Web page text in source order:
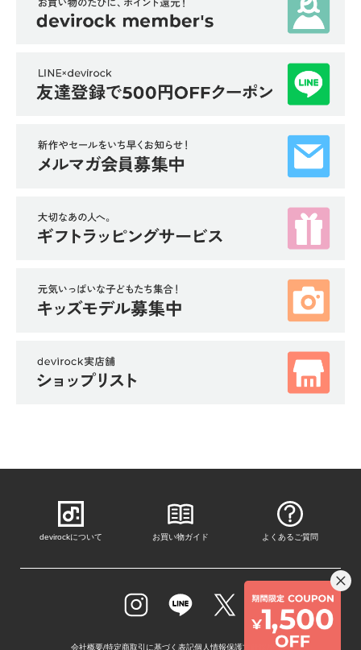
devirockについて お買い物ガイド よくあるご質問
会社概要/特定商取引に基づく表記個人情報保護方針 採用情報